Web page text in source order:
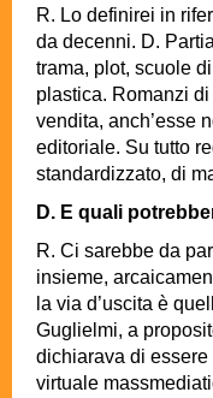
R. Lo definirei in
da decenni. D.
trama, plot, scuole
plastica. Romanzi
vendita, anch’esse
editoriale. Su tutto
standardizzato, di
D. E quali
R. Ci sarebbe da
insieme,
la via d’uscita è
Guglielmi, a
dichiarava di
virtuale